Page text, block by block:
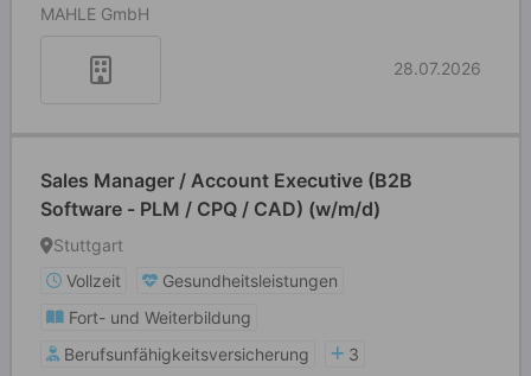
MAHLE GmbH
28.07.2026
Sales Manager / Account Executive (B2B
Software - PLM / CPQ / CAD) (w/m/d)
Stuttgart
Vollzeit
Gesundheitsleistungen
Fort- und Weiterbildung
Berufsunfähigkeitsversicherung
3